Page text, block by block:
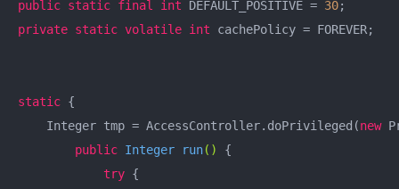
public static final int DEFAULT_POSITIVE = 30
private static volatile int cachePolicy = FOREVER;
static {
    Integer tmp = AccessController.doPrivileged(
new
public Integer run()
{
try {